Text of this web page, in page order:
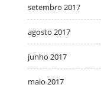
setembro 2017
agosto 2017
junho 2017
maio 2017